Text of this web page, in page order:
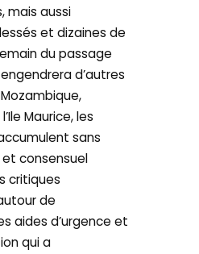
mais aussi
et dizaines de
du passage
d’autres
Maurice, les
sans
et consensuel
critiques
de
aides d’urgence et
qui a